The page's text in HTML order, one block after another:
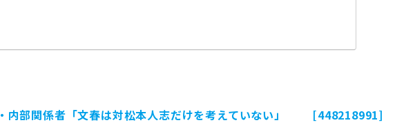
・内部関係者「文春は対松本人志だけを考えていない」 [448218991]